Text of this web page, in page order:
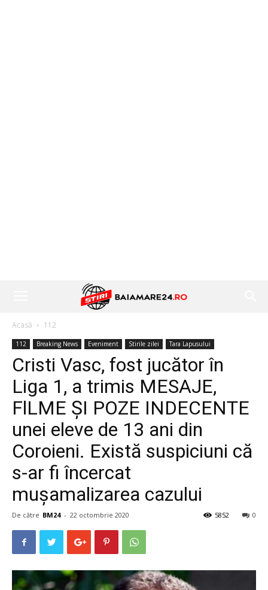
Acasă 112
112 Breaking News Eveniment Stirile zilei Tara Lapusului
Cristi Vasc, fost jucător în
Liga 1, a trimis MESAJE,
FlLME ȘI POZE INDECENTE
unei eleve de 13 ani din
Coroieni. Există suspiciuni că
s-ar fi încercat
mușamalizarea cazului
De către BM24 - 22 octombrie 2020 0
5852